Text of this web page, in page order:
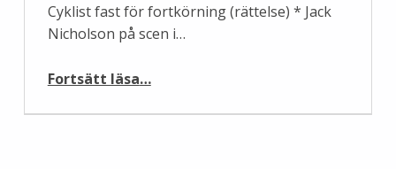
Cyklist fast för fortkörning (rättelse) * Jack
Nicholson på scen i…
Fortsätt läsa“Är det dags att sluta lita på tidningarna nu?”
…